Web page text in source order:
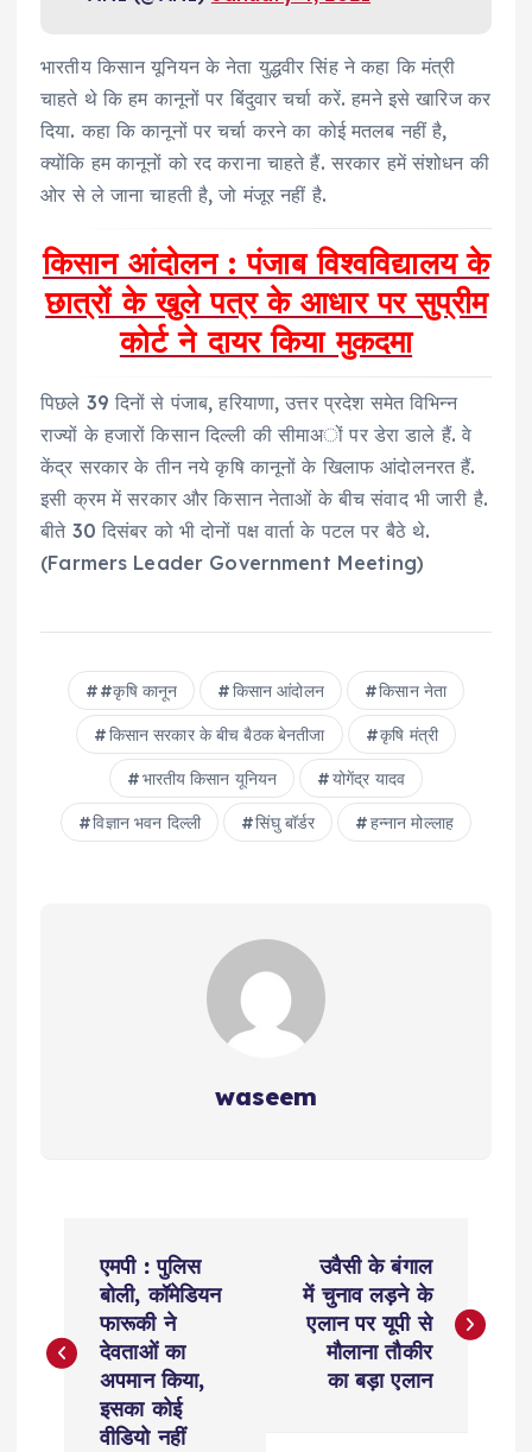
भारतीय किसान यूनियन के नेता युद्धवीर सिंह ने कहा कि मंत्री
चाहते थे कि हम कानूनों पर बिंदुवार चर्चा करें. हमने इसे खारिज कर
दिया. कहा कि कानूनों पर चर्चा करने का कोई मतलब नहीं है,
क्योंकि हम कानूनों को रद कराना चाहते हैं. सरकार हमें संशोधन की
ओर से ले जाना चाहती है, जो मंजूर नहीं है.
किसान आंदोलन : पंजाब विश्वविद्यालय के
छात्रों के खुले पत्र के आधार पर सुप्रीम
कोर्ट ने दायर किया मुकदमा
पिछले 39 दिनों से पंजाब, हरियाणा, उत्तर प्रदेश समेत विभिन्न
राज्यों के हजारों किसान दिल्ली की सीमाअों पर डेरा डाले हैं. वे
केंद्र सरकार के तीन नये कृषि कानूनों के खिलाफ आंदोलनरत हैं.
इसी क्रम में सरकार और किसान नेताओं के बीच संवाद भी जारी है.
बीते 30 दिसंबर को भी दोनों पक्ष वार्ता के पटल पर बैठे थे.
(Farmers Leader Government Meeting)
#कृषि कानून क‍िसान आंदोलन क‍िसान नेता
क‍िसान सरकार के बीच बैठक बेनतीजा कृषि मंत्री
भारतीय क‍िसान यून‍ियन योगेंद्र यादव
व‍िज्ञान भवन द‍िल्‍ली सिंघु बॉर्डर हन्‍नान मोल्‍लाह
waseem
s
एमपी : पुलिस
बोली, कॉमेडियन
फारूकी ने
देवताओं का
अपमान किया,
इसका कोई
वीडियो नहीं
उवैसी के बंगाल
में चुनाव लड़ने के
एलान पर यूपी से
मौलाना तौकीर
का बड़ा एलान